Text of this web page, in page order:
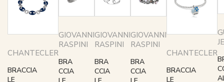
CHANTECLER
BRACCIA
LE
GIOVANNI
RASPINI
BRA
CCIA
GIOVANNI
RASPINI
BRA
CCIA
GIOVANNI
RASPINI
BRA
CCIA
CHANTECLER
BRACCIA
LE